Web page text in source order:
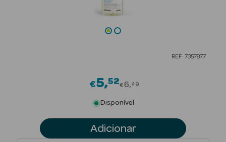
REF: 7357877
€5 52Price reduced from
€6 49
Disponível
Adicionar